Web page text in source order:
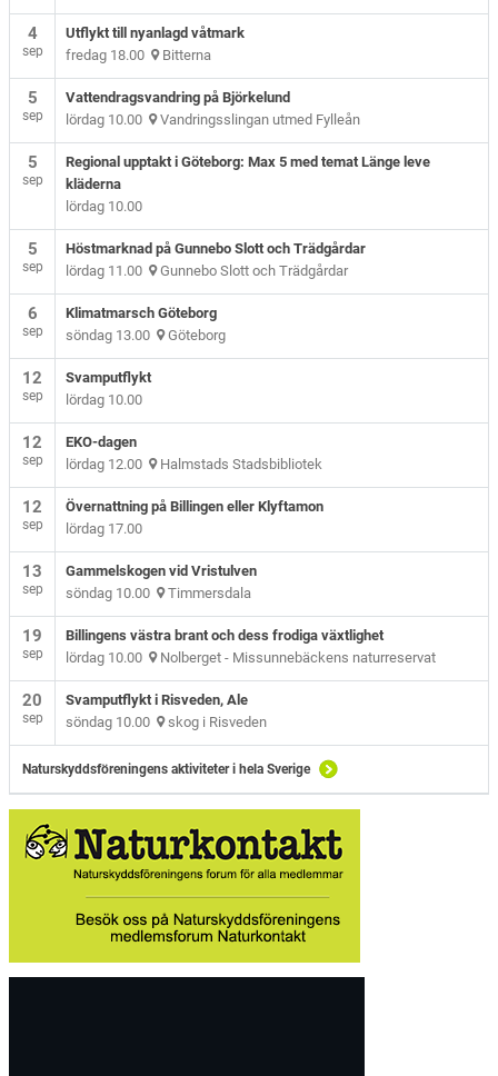
4
sep
Utflykt till nyanlagd våtmark
fredag 18.00 Bitterna
5
sep
Vattendragsvandring på Björkelund
lördag 10.00 Vandringsslingan utmed Fylleån
5
sep
Regional upptakt i Göteborg: Max 5 med temat Länge leve
kläderna
lördag 10.00
5
sep
Höstmarknad på Gunnebo Slott och Trädgårdar
lördag 11.00 Gunnebo Slott och Trädgårdar
6
sep
Klimatmarsch Göteborg
söndag 13.00 Göteborg
12
sep
Svamputflykt
lördag 10.00
12
sep
EKO-dagen
lördag 12.00 Halmstads Stadsbibliotek
12
sep
Övernattning på Billingen eller Klyftamon
lördag 17.00
13
sep
Gammelskogen vid Vristulven
söndag 10.00 Timmersdala
19
sep
Billingens västra brant och dess frodiga växtlighet
lördag 10.00 Nolberget - Missunnebäckens naturreservat
20
sep
Svamputflykt i Risveden, Ale
söndag 10.00 skog i Risveden
Naturskyddsföreningens aktiviteter i hela Sverige